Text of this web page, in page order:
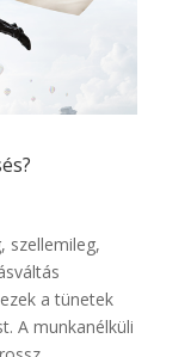
szellemileg,
a tünetek
A munkanélküli